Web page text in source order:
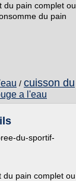
du pain complet ou
du pain
/ cuisson du
a l'eau
du-sportif-
du pain complet ou